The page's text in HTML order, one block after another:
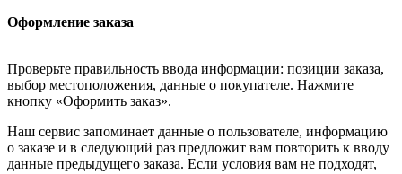
Оформление заказа
Проверьте правильность ввода информации: позиции заказа,
выбор местоположения, данные о покупателе. Нажмите
кнопку «Оформить заказ».
Наш сервис запоминает данные о пользователе, информацию
о заказе и в следующий раз предложит вам повторить к вводу
данные предыдущего заказа. Если условия вам не подходят,